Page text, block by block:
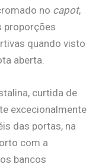
no capot,
proporções
quando visto
aberta.
curtida de
excecionalmente
das portas, na
com a
bancos